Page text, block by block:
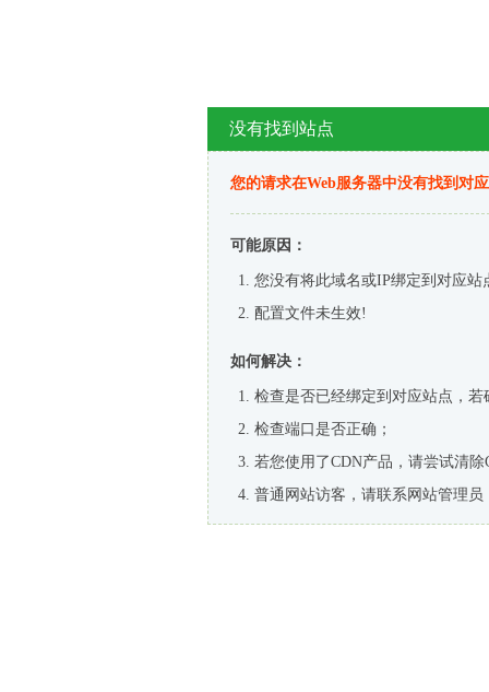
没有找到站点
您的请求在Web服务器中没有找到对
可能原因：
您没有将此域名或IP绑定到对应站
配置文件未生效!
如何解决：
检查是否已经绑定到对应站点，
检查端口是否正确；
若您使用了CDN产品，请尝试清除
普通网站访客，请联系网站管理员